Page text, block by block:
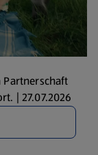
Partnerschaft
| 27.07.2026